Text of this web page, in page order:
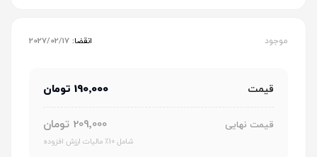
موجود انقضا: 2027/02/17
قیمت 190٬000 تومان
قیمت نهایی 209٬000 تومان
شامل 10٪ مالیات ارزش افزوده